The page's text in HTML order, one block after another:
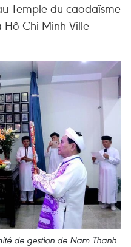
Temple du caodaïsme
Hô Chi Minh-Ville
de gestion de Nam Thanh